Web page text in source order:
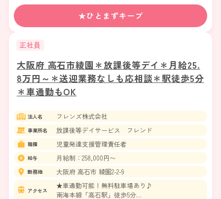
★ひとまずキープ
正社員
大阪府 高石市綾園＊放課後等デイ＊月給25.
8万円～＊送迎業務なしも応相談＊駅徒歩5分
＊車通勤もOK
法人名 フレンズ株式会社
事業所名 放課後等デイサービス フレンド
職種 児童発達支援管理責任者
給与 月給制：258,000円〜
勤務地 大阪府 高石市 綾園2-2-9
アクセス
★車通勤可能！無料駐車場あり♪
南海本線「高石駅」徒歩5分